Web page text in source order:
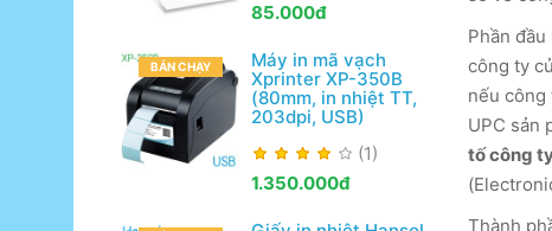
Phần đầu
công ty
nếu công
UPC sản
tố công
Thành
85.000đ
BÁN CHẠY
Máy in mã vạch
Xprinter XP-350B
(80mm, in nhiệt TT,
203dpi, USB)
(1)
1.350.000đ